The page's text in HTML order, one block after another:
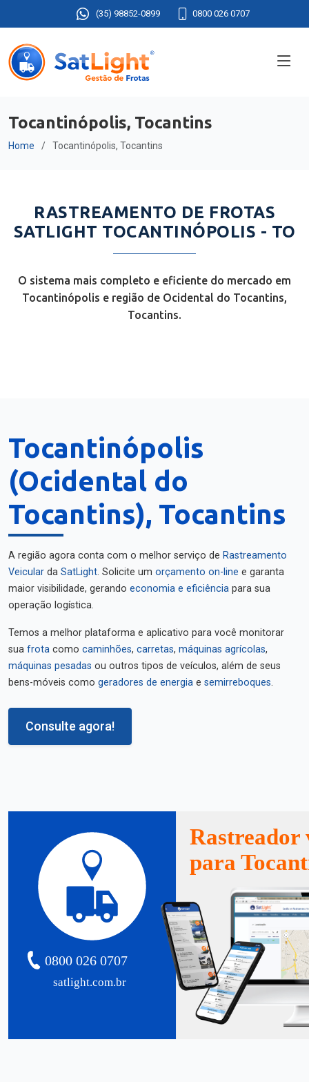
(35) 98852-0899 0800 026 0707
Tocantinópolis, Tocantins
Home Tocantinópolis, Tocantins
RASTREAMENTO DE FROTAS
SATLIGHT TOCANTINÓPOLIS - TO
O sistema mais completo e eficiente do mercado em
Tocantinópolis e região de Ocidental do Tocantins,
Tocantins.
Tocantinópolis
(Ocidental do
Tocantins), Tocantins
A região agora conta com o melhor serviço de Rastreamento
Veicular da SatLight. Solicite um orçamento on-line e garanta
maior visibilidade, gerando economia e eficiência para sua
operação logística.
Temos a melhor plataforma e aplicativo para você monitorar
sua frota como caminhões, carretas, máquinas agrícolas,
máquinas pesadas ou outros tipos de veículos, além de seus
bens-móveis como geradores de energia e semirreboques.
Consulte agora!
satlight.com.br
0800 026 0707
Rastreador
para